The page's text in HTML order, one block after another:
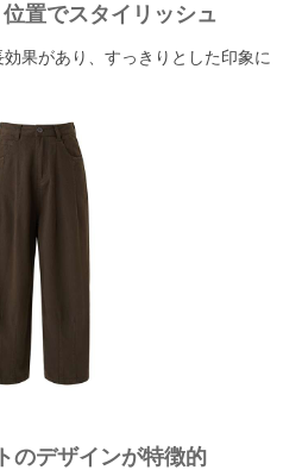
置でスタイリッシュ
果があり、すっきりとした印象に
のデザインが特徴的